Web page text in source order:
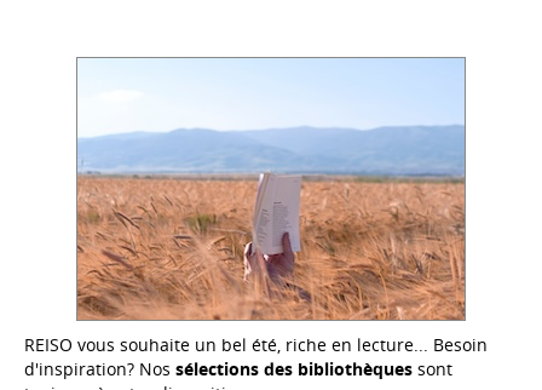
REISO vous souhaite un bel été, riche en lecture... Besoin
d'inspiration? Nos sélections des bibliothèques sont